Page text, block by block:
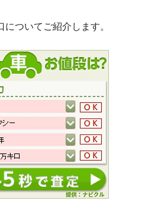
ついてご紹介します。